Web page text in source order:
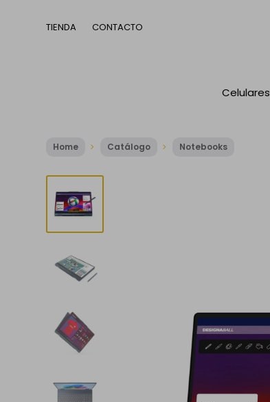
Celulares
TIENDA CONTACTO
Home Catálogo Notebooks